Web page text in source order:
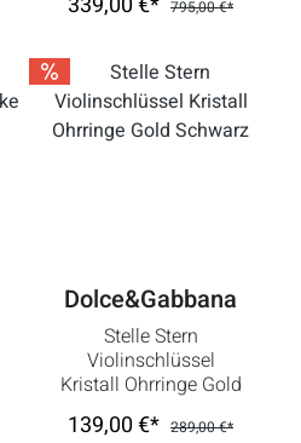
795,00 €*
Dolce&Gabbana
Stelle Stern
Violinschlüssel
Kristall Ohrringe Gold
Schwarz
139,00 €* 289,00 €*